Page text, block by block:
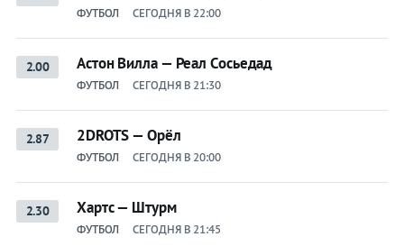
ФУТБОЛ СЕГОДНЯ В 22:00
2.00 Астон Вилла — Реал Сосьедад
ФУТБОЛ СЕГОДНЯ В 21:30
2.87 2DROTS — Орёл
ФУТБОЛ СЕГОДНЯ В 20:00
2.30 Хартс — Штурм
ФУТБОЛ СЕГОДНЯ В 21:45